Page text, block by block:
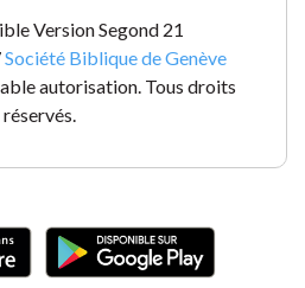
Version Segond 21
Société Biblique de Genève
autorisation. Tous droits
réservés.